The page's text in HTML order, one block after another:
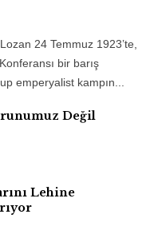
24 Temmuz 1923’te,
bir barış
emperyalist kampın...
Değil
Lehine